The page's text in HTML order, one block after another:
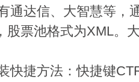
通达信、大智慧等，
股票池格式为XML。
快捷方法：快捷键